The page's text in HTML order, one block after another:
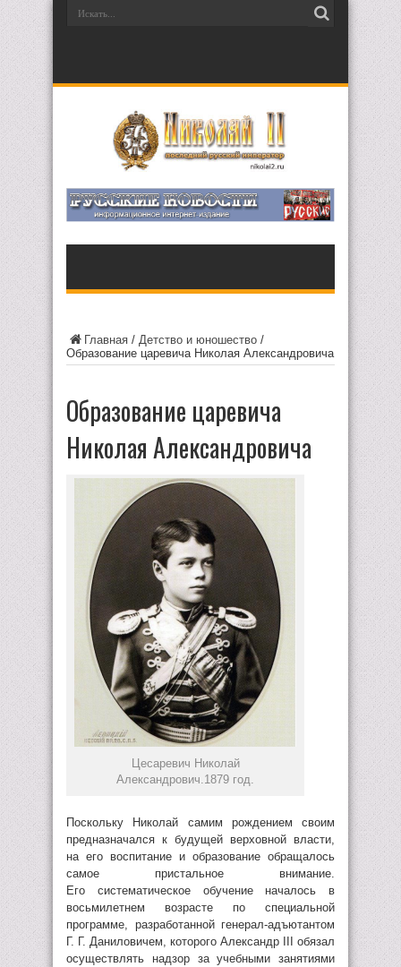
Главная / Детство и юношество /
Образование царевича Николая Александровича
Образование царевича
Николая Александровича
Цесаревич Николай
Александрович.1879 год.
Поскольку Николай самим рождением своим
предназначался к будущей верховной власти,
на его воспитание и образование обращалось
самое пристальное внимание.
Его систематическое обучение началось в
восьмилетнем возрасте по специальной
программе, разработанной генерал-адъютантом
Г. Г. Даниловичем, которого Александр III обязал
осуществлять надзор за учебными занятиями